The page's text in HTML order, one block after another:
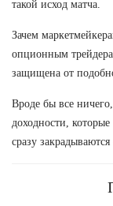
такой исход матча.
Зачем
опционным
защищена от
Вроде бы все
доходности,
сразу